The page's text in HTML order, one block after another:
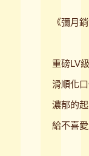
《彌月
重磅LV
滑順化口
濃郁的
給不喜